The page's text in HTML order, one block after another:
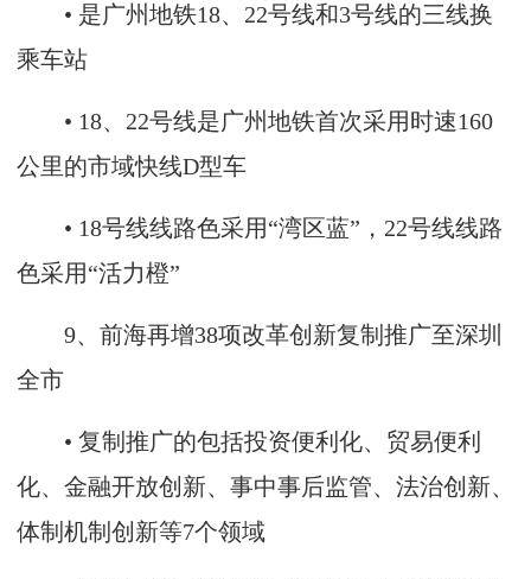
• 是广州地铁18、22号线和3号线的三线换
乘车站
• 18、22号线是广州地铁首次采用时速160
公里的市域快线D型车
• 18号线线路色采用“湾区蓝”，22号线线路
色采用“活力橙”
9、前海再增38项改革创新复制推广至深圳
全市
• 复制推广的包括投资便利化、贸易便利
化、金融开放创新、事中事后监管、法治创新、
体制机制创新等7个领域